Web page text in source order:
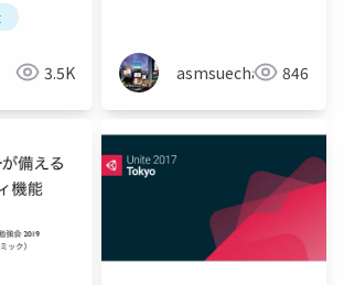
3.5K asmsuechan 846